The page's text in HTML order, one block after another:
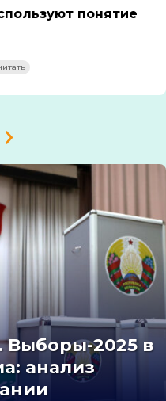
понятие
Выборы-2025 в
анализ